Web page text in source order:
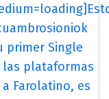
primer Single
las plataformas
Farolatino, es